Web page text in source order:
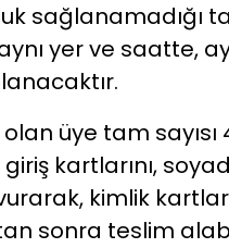
sağlanamadığı
yer ve saatte,
üye tam sayısı
kartlarını,
kimlik
sonra teslim